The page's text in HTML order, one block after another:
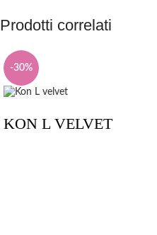
Prodotti correlati
-30%
KON L VELVET